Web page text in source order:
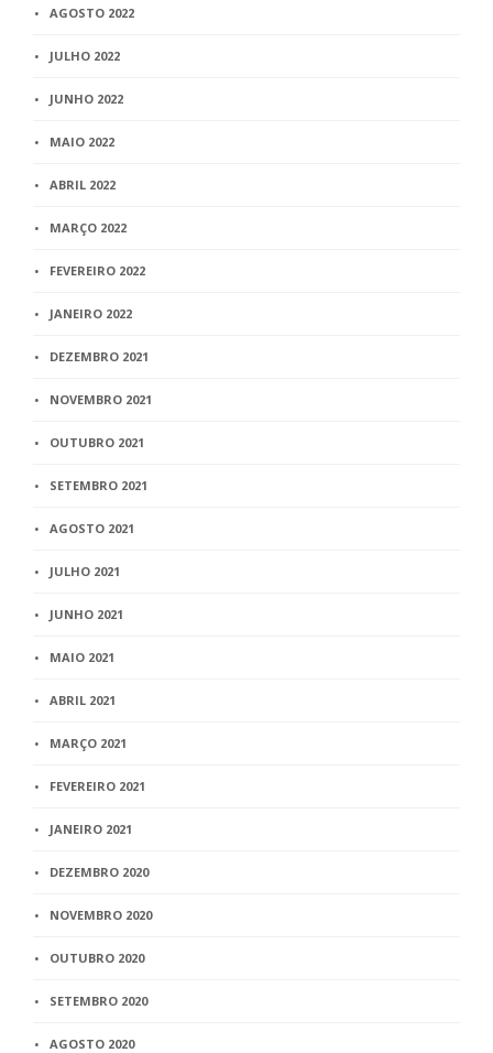
AGOSTO 2022
JULHO 2022
JUNHO 2022
MAIO 2022
ABRIL 2022
MARÇO 2022
FEVEREIRO 2022
JANEIRO 2022
DEZEMBRO 2021
NOVEMBRO 2021
OUTUBRO 2021
SETEMBRO 2021
AGOSTO 2021
JULHO 2021
JUNHO 2021
MAIO 2021
ABRIL 2021
MARÇO 2021
FEVEREIRO 2021
JANEIRO 2021
DEZEMBRO 2020
NOVEMBRO 2020
OUTUBRO 2020
SETEMBRO 2020
AGOSTO 2020